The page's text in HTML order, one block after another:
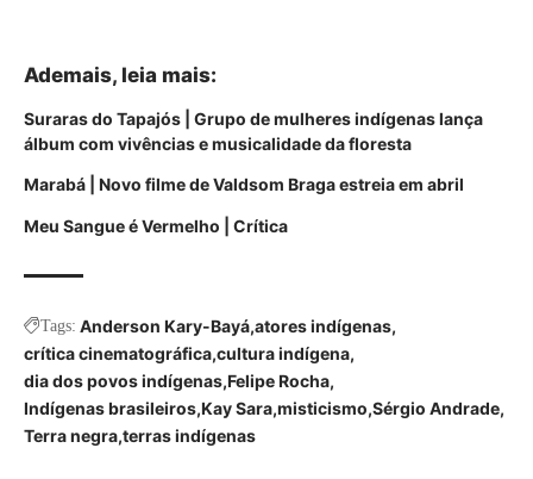
Ademais, leia mais:
Suraras do Tapajós | Grupo de mulheres indígenas lança
álbum com vivências e musicalidade da floresta
Marabá | Novo filme de Valdsom Braga estreia em abril
Meu Sangue é Vermelho | Crítica
Tags: Anderson Kary-Bayá atores indígenas
crítica cinematográfica cultura indígena
dia dos povos indígenas Felipe Rocha
Indígenas brasileiros Kay Sara misticismo Sérgio Andrade
Terra negra terras indígenas